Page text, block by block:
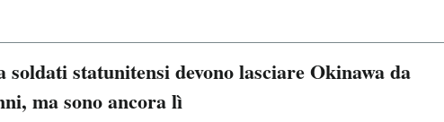
soldati statunitensi devono lasciare Okinawa da
ma sono ancora lì